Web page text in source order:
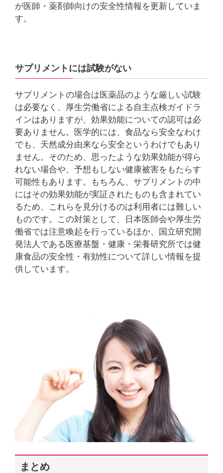
が医師・薬剤師向けの安全性情報を更新していま
す。
サプリメントには試験がない
サプリメントの場合は医薬品のような厳しい試験
は必要なく、厚生労働省による自主点検ガイドラ
インはありますが、効果効能についての認可は必
要ありません。医学的には、食品なら安全なわけ
でも、天然成分由来なら安全というわけでもあり
ません。そのため、思ったような効果効能が得ら
れない場合や、予想もしない健康被害をもたらす
可能性もあります。もちろん、サプリメントの中
にはその効果効能が実証されたものも含まれてい
るため、これらを見分けるのは利用者には難しい
ものです。この対策として、日本医師会や厚生労
働省では注意喚起を行っているほか、国立研究開
発法人である医療基盤・健康・栄養研究所では健
康食品の安全性・有効性について詳しい情報を提
供しています。
まとめ